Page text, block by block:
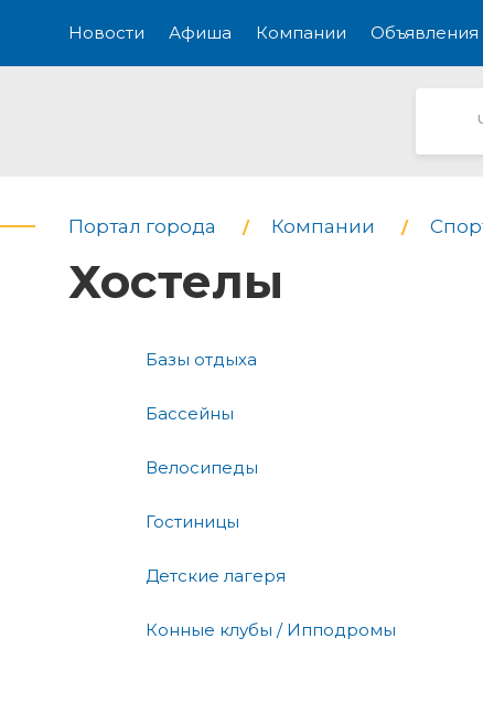
Новости Афиша Компании Объявления
Портал города Компании
Хостелы
Базы отдыха
Бассейны
Велосипеды
Гостиницы
Детские лагеря
Конные клубы / Ипподромы